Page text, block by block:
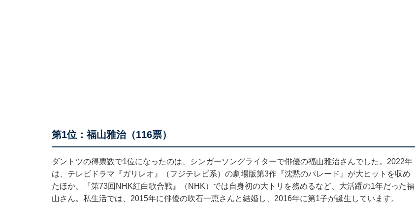
第1位：福山雅治（116票）
ダントツの得票数で1位になったのは、シンガーソングライターで俳優の福山雅治さんでした。2022年
は、テレビドラマ『ガリレオ』（フジテレビ系）の劇場版第3作『沈黙のパレード』が大ヒットを収め
たほか、『第73回NHK紅白歌合戦』（NHK）では自身初の大トリを務めるなど、大活躍の1年だった福
山さん。私生活では、2015年に俳優の吹石一恵さんと結婚し、2016年に第1子が誕生しています。